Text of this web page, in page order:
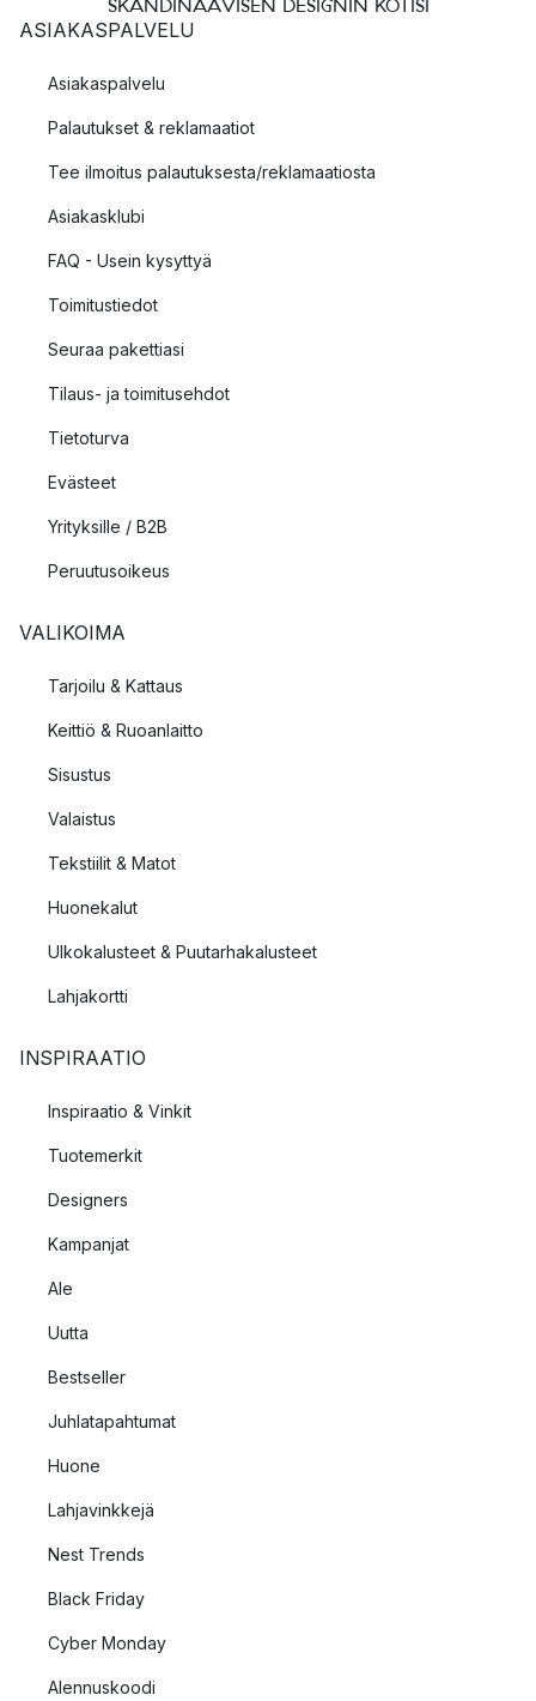
SKANDINAAVISEN DESIGNIN KOTISI
ASIAKASPALVELU
Asiakaspalvelu
Palautukset & reklamaatiot
Tee ilmoitus palautuksesta/reklamaatiosta
Asiakasklubi
FAQ - Usein kysyttyä
Toimitustiedot
Seuraa pakettiasi
Tilaus- ja toimitusehdot
Tietoturva
Evästeet
Yrityksille / B2B
Peruutusoikeus
VALIKOIMA
Tarjoilu & Kattaus
Keittiö & Ruoanlaitto
Sisustus
Valaistus
Tekstiilit & Matot
Huonekalut
Ulkokalusteet & Puutarhakalusteet
Lahjakortti
INSPIRAATIO
Inspiraatio & Vinkit
Tuotemerkit
Designers
Kampanjat
Ale
Uutta
Bestseller
Juhlatapahtumat
Huone
Lahjavinkkejä
Nest Trends
Black Friday
Cyber Monday
Alennuskoodi